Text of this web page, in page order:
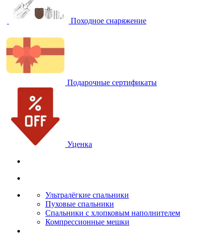
Походное снаряжение
Подарочные сертификаты
Уценка
Ультралёгкие спальники
Пуховые спальники
Спальники с хлопковым наполнителем
Компрессионные мешки